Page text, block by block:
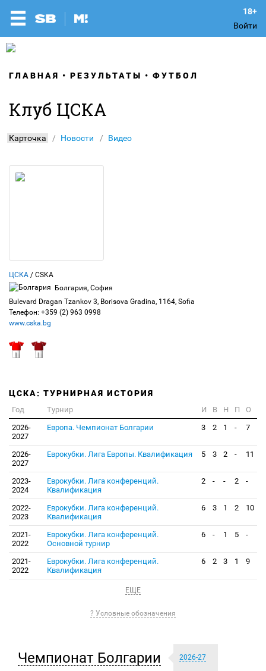
Войти
ГЛАВНАЯ РЕЗУЛЬТАТЫ ФУТБОЛ
Клуб ЦСКА
Карточка Новости Видео
ЦСКА / CSKA
Болгария, София
Bulevard Dragan Tzankov 3, Borisova Gradina, 1164, Sofia
Телефон: +359 (2) 963 0998
www.cska.bg
ЦСКА: ТУРНИРНАЯ ИСТОРИЯ
Год Турнир И В Н П
О
2026-
2027
Европа. Чемпионат Болгарии 3 2 1 - 7
2026-
2027
Еврокубки. Лига Европы. Квалификация 5 3 2 - 11
2023-
2024
Еврокубки. Лига конференций.
Квалификация
2 - - 2 -
2022-
2023
Еврокубки. Лига конференций.
Квалификация
6 3 1 2 10
2021-
2022
Еврокубки. Лига конференций.
Основной турнир
6 - 1 5 -
2021-
2022
Еврокубки. Лига конференций.
Квалификация
6 2 3 1 9
ЕЩЕ
? Условные обозначения
Чемпионат Болгарии 2026-27